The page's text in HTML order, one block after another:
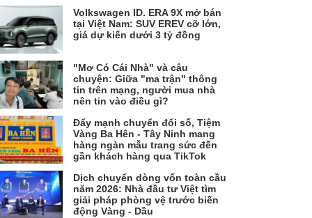
Volkswagen ID. ERA 9X mở bán
tại Việt Nam: SUV EREV cỡ lớn,
giá dự kiến dưới 3 tỷ đồng
"Mơ Có Cái Nhà" và câu
chuyện: Giữa "ma trận" thông
tin trên mạng, người mua nhà
nên tin vào điều gì?
Đẩy mạnh chuyển đổi số, Tiệm
Vàng Ba Hên - Tây Ninh mang
hàng ngàn mẫu trang sức đến
gần khách hàng qua TikTok
Dịch chuyển dòng vốn toàn cầu
năm 2026: Nhà đầu tư Việt tìm
giải pháp phòng vệ trước biến
động Vàng - Dầu